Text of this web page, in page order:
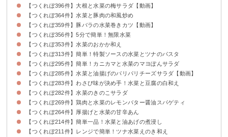
【つくれぽ396件】大根と水菜の梅サラダ【動画】
【つくれぽ364件】水菜と豚肉の和風炒め
【つくれぽ359件】豚バラの水菜巻きカツ【動画】
【つくれぽ356件】5分で簡単！無限水菜
【つくれぽ353件】水菜のおかか和え
【つくれぽ313件】簡単！特製ソースの水菜とツナのパスタ
【つくれぽ295件】簡単！カニカマと水菜のマヨぽんサラダ
【つくれぽ285件】水菜と油揚げのパリパリチーズサラダ【動画】
【つくれぽ283件】わさび味が決め手！水菜と豆腐の白和え
【つくれぽ282件】水菜のきのこサラダ
【つくれぽ269件】鶏肉と水菜のレモンバター醤油スパゲティ
【つくれぽ264件】厚揚げと水菜の甘辛あん
【つくれぽ214件】簡単一品！水菜と油あげの煮浸し
【つくれぽ211件】レンジで簡単！ツナ水菜えのき和え